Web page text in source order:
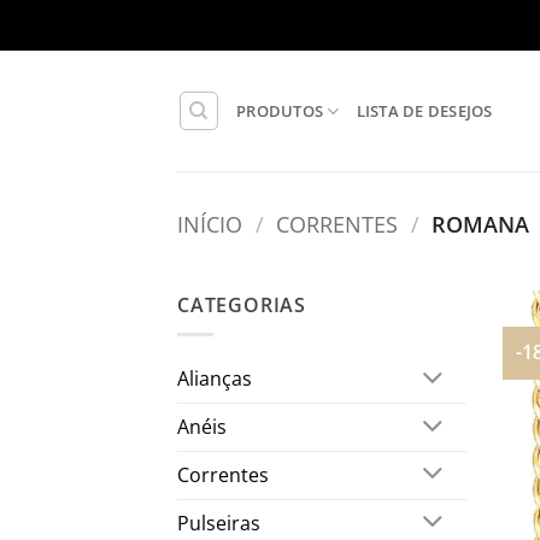
PRODUTOS LISTA DE DESEJOS
INÍCIO / CORRENTES / ROMANA
CATEGORIAS
Alianças
Anéis
Correntes
Pulseiras
-